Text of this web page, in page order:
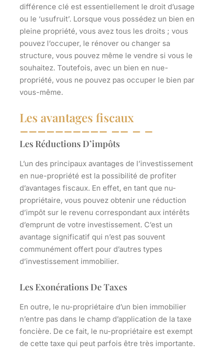
différence clé est essentiellement le droit d’usage
ou le ‘usufruit’. Lorsque vous possédez un bien en
pleine propriété, vous avez tous les droits ; vous
pouvez l’occuper, le rénover ou changer sa
structure, vous pouvez même le vendre si vous le
souhaitez. Toutefois, avec un bien en nue-
propriété, vous ne pouvez pas occuper le bien par
vous-même.
Les avantages fiscaux
Les Réductions D’impôts
L’un des principaux avantages de l’investissement
en nue-propriété est la possibilité de profiter
d’avantages fiscaux. En effet, en tant que nu-
propriétaire, vous pouvez obtenir une réduction
d’impôt sur le revenu correspondant aux intérêts
d’emprunt de votre investissement. C’est un
avantage significatif qui n’est pas souvent
communément offert pour d’autres types
d’investissement immobilier.
Les Exonérations De Taxes
En outre, le nu-propriétaire d’un bien immobilier
n’entre pas dans le champ d’application de la taxe
foncière. De ce fait, le nu-propriétaire est exempt
de cette taxe qui peut parfois être très importante.